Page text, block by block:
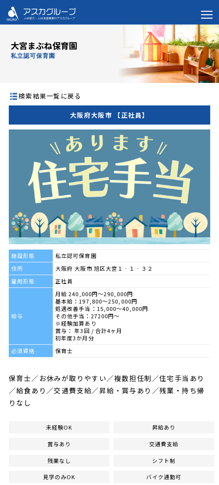
大宮まぶね保育園
私立認可保育園
検索結果一覧に戻る
大阪府大阪市 【正社員】
施設形態
私立認可保育園
住所
大阪府 大阪市 旭区大宮１‐１‐３２
雇用形態
正社員
給与
月給 240,000円～290,000円
基本給：197,800～250,000円
処遇改善手当：15,000～40,000円
その他手当：27200円～
※経験加算あり
賞与： 年3回 / 合計4ヶ月
初年度3か月分
必須資格
保育士
保育士／お休みが取りやすい／複数担任制／住宅手当あり
／給食あり／交通費支給／昇給・賞与あり／残業・持ち帰
りなし
未経験OK 昇給あり
賞与あり 交通費支給
残業なし シフト制
見学のみOK バイク通勤可